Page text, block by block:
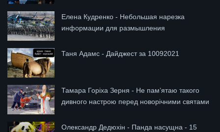
Елена Кудренко - Небольшая нарезка
информации для размышления
Таня Адамс - Дайджест за 10092021
Тамара Горіха Зерня - Не пам’ятаю такого
дивного настрою перед новорічними святами
Олександр Дедюхін - Панда насущна - 15